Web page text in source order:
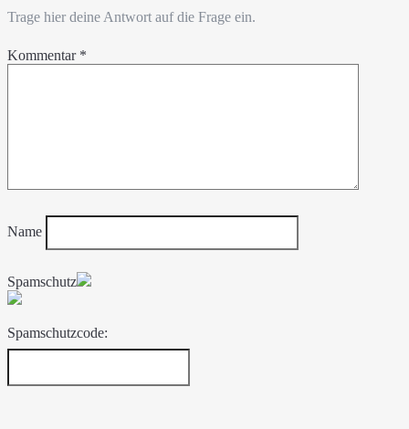
Trage hier deine Antwort auf die Frage ein.
Kommentar *
Name
Spamschutz
Spamschutzcode: